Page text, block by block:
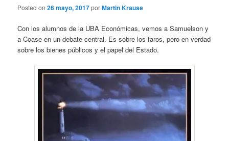
Posted on26 mayo, 2017porMartin Krause
Con los alumnos de la UBA Económicas, vemos a Samuelson y
a Coase en un debate central. Es sobre los faros, pero en verdad
sobre los bienes públicos y el papel del Estado.